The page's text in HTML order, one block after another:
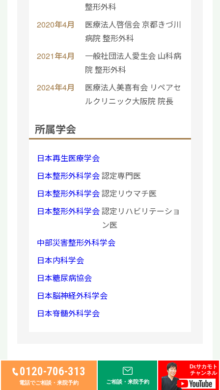
0120-706-313
電話でご相談・来院予約 ご相談・来院予約
Dr.サカモト
チャンネル
整形外科
2020年4月
医療法人啓信会 京都きづ川
病院 整形外科
2021年4月
一般社団法人愛生会 山科病
院 整形外科
2024年4月
医療法人美喜有会 リペアセ
ルクリニック大阪院 院長
所属学会
日本再生医療学会
日本整形外科学会認定専門医
日本整形外科学会認定リウマチ医
日本整形外科学会認定リハビリテーショ
ン医
中部災害整形外科学会
日本内科学会
日本糖尿病協会
日本脳神経外科学会
日本脊髄外科学会
« 前の記事へ 次の記事へ »